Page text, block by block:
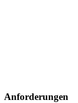
Anforderungen